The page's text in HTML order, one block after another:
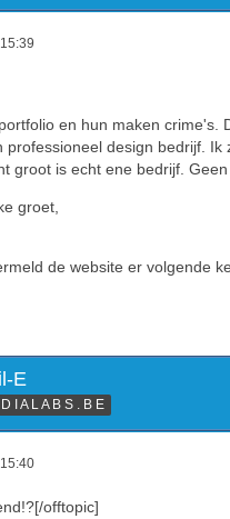
en hun maken crime's.
professioneel design bedrijf. Ik
groot is echt ene bedrijf.
groet,
de website er volgende
E
I A L A B S . B E
offtopic]